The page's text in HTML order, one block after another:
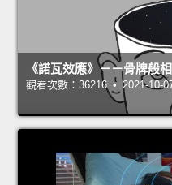
《諾瓦效應》－－骨牌般
觀看次數：36216 • 2021-10-